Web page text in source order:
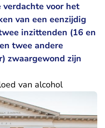
voor het
van een eenzijdig
inzittenden (16 en
twee andere
zwaargewond zijn
van alcohol